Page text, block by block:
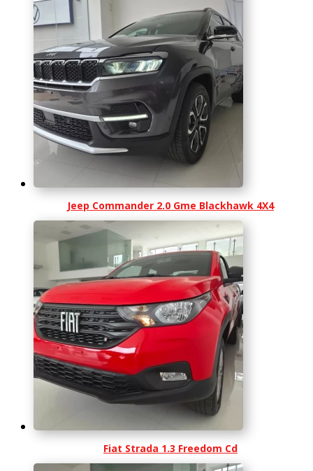
Jeep Commander 2.0 Gme Blackhawk 4X4
Fiat Strada 1.3 Freedom Cd